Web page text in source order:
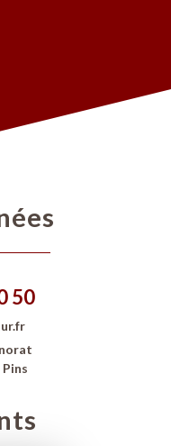
50
Pins